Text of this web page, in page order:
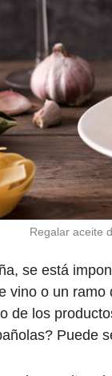
Regalar aceite
se está
vino o un
de los
Puede